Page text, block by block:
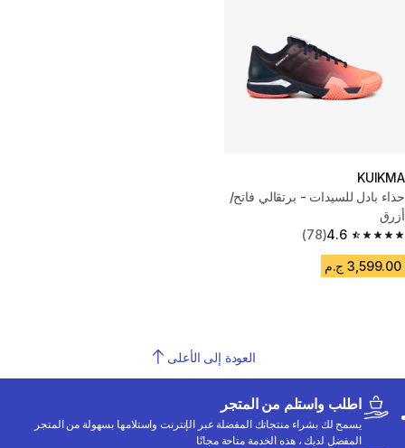
KUIKMA
حذاء بادل للسيدات - برتقالي فاتح/
أزرق
4.6
4.6 out of 5 stars from 78 reviews
(78)
3,599.00 ج.م
العودة إلى الأعلى
اطلب واستلم من المتجر
يسمح لك بشراء منتجاتك المفضلة عبر الإنترنت واستلامها بسهولة من المتجر
المفضل لديك ، هذه الخدمة متاحة مجانًا